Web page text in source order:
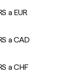
a EUR
a CAD
a CHF